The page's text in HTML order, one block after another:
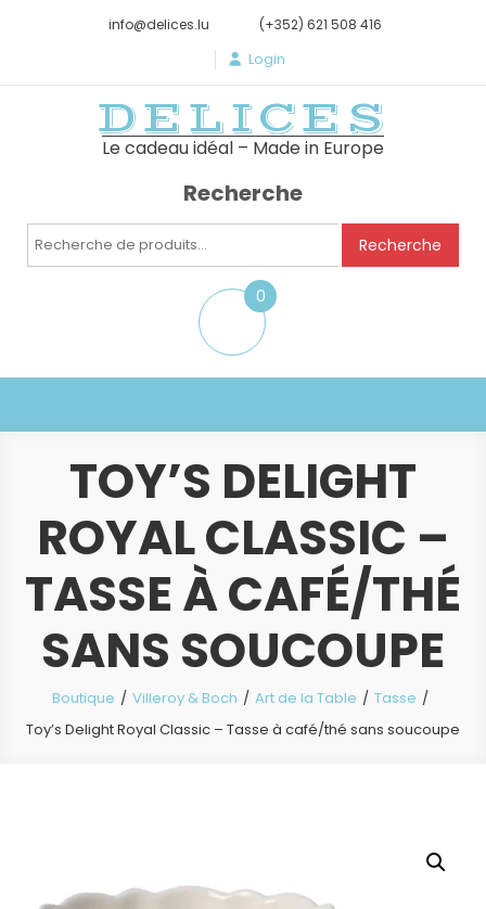
info@delices.lu (+352) 621 508 416
Login
DELICES
Le cadeau idéal – Made in Europe
Recherche
Recherche
Recherche
0
item
TOY’S DELIGHT
ROYAL CLASSIC –
TASSE À CAFÉ/THÉ
SANS SOUCOUPE
Boutique Villeroy & Boch Art de la Table
Tasse
Toy’s Delight Royal Classic – Tasse à café/thé sans soucoupe